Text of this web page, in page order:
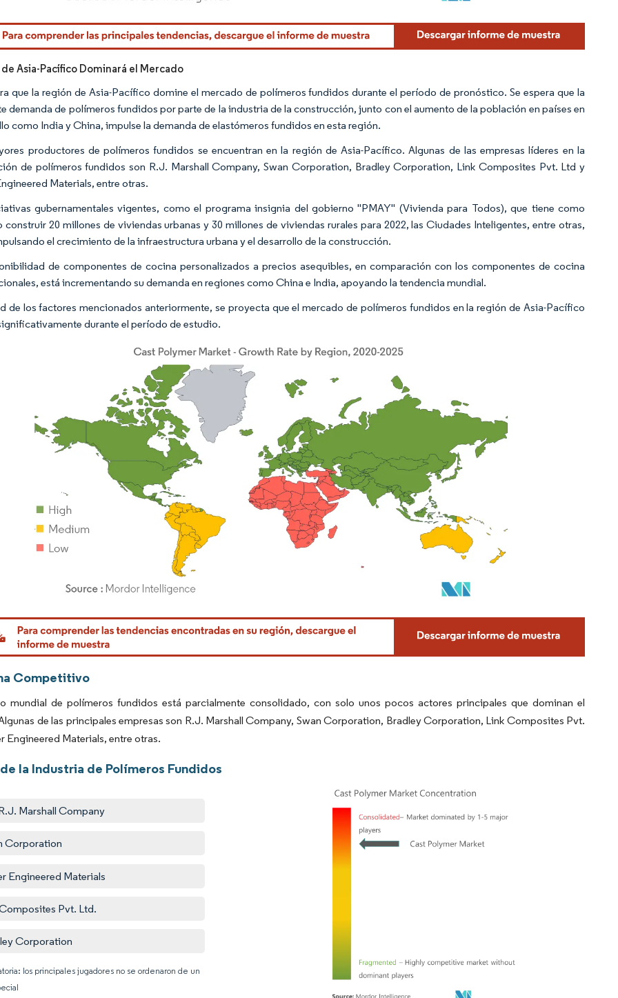
Intelligence. El uso requiere atribución según CC BY 4.0.
de Asia-Pacífico Dominará el Mercado
que la región de Asia-Pacífico domine el mercado de polímeros fundidos durante el período de pronóstico. Se espera que la
demanda de polímeros fundidos por parte de la industria de la construcción, junto con el aumento de la población en países en
como India y China, impulse la demanda de elastómeros fundidos en esta región.
productores de polímeros fundidos se encuentran en la región de Asia-Pacífico. Algunas de las empresas líderes en la
de polímeros fundidos son R.J. Marshall Company, Swan Corporation, Bradley Corporation, Link Composites Pvt. Ltd y
Materials, entre otras.
gubernamentales vigentes, como el programa insignia del gobierno "PMAY" (Vivienda para Todos), que tiene como
20 millones de viviendas urbanas y 30 millones de viviendas rurales para 2022, las Ciudades Inteligentes, entre otras,
el crecimiento de la infraestructura urbana y el desarrollo de la construcción.
de componentes de cocina personalizados a precios asequibles, en comparación con los componentes de cocina
está incrementando su demanda en regiones como China e India, apoyando la tendencia mundial.
de los factores mencionados anteriormente, se proyecta que el mercado de polímeros fundidos en la región de Asia-Pacífico
durante el período de estudio.
Intelligence. El uso requiere atribución según CC BY 4.0.
Competitivo
mundial de polímeros fundidos está parcialmente consolidado, con solo unos pocos actores principales que dominan el
de las principales empresas son R.J. Marshall Company, Swan Corporation, Bradley Corporation, Link Composites Pvt.
Engineered Materials, entre otras.
la Industria de Polímeros Fundidos
Marshall Company
Corporation
Engineered Materials
Pvt. Ltd.
Corporation
los principales jugadores no se ordenaron de un